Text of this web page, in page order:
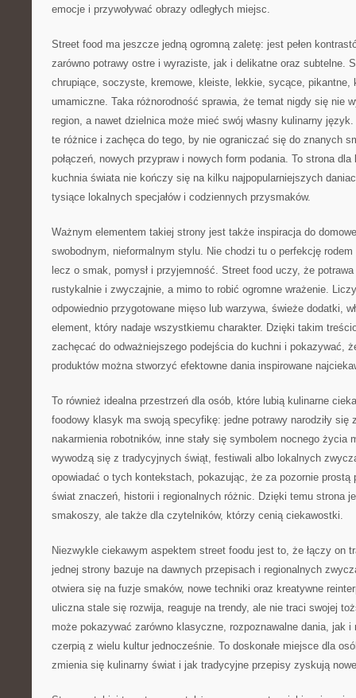
emocje i przywoływać obrazy odległych miejsc.
Street food ma jeszcze jedną ogromną zaletę: jest pełen
zarówno potrawy ostre i wyraziste, jak i delikatne oraz subtelne.
chrupiące, soczyste, kremowe, kleiste, lekkie, sycące, pikantne,
umamiczne. Taka różnorodność sprawia, że temat nigdy się nie
region, a nawet dzielnica może mieć swój własny kulinarny
te różnice i zachęca do tego, by nie ograniczać się do znanych
połączeń, nowych przypraw i nowych form podania. To strona
kuchnia świata nie kończy się na kilku najpopularniejszych
tysiące lokalnych specjałów i codziennych przysmaków.
Ważnym elementem takiej strony jest także inspiracja do
swobodnym, nieformalnym stylu. Nie chodzi tu o perfekcję
lecz o smak, pomysł i przyjemność. Street food uczy, że
rustykalnie i zwyczajnie, a mimo to robić ogromne wrażenie.
odpowiednio przygotowane mięso lub warzywa, świeże dodatki,
element, który nadaje wszystkiemu charakter. Dzięki takim
zachęcać do odważniejszego podejścia do kuchni i pokazywać,
produktów można stworzyć efektowne dania inspirowane
To również idealna przestrzeń dla osób, które lubią kulinarne
foodowy klasyk ma swoją specyfikę: jedne potrawy narodziły się
nakarmienia robotników, inne stały się symbolem nocnego życia
wywodzą się z tradycyjnych świąt, festiwali albo lokalnych
opowiadać o tych kontekstach, pokazując, że za pozornie prostą
świat znaczeń, historii i regionalnych różnic. Dzięki temu strona
smakoszy, ale także dla czytelników, którzy cenią ciekawostki.
Niezwykle ciekawym aspektem street foodu jest to, że łączy on
jednej strony bazuje na dawnych przepisach i regionalnych
otwiera się na fuzje smaków, nowe techniki oraz kreatywne
uliczna stale się rozwija, reaguje na trendy, ale nie traci swojej
może pokazywać zarówno klasyczne, rozpoznawalne dania, jak i
czerpią z wielu kultur jednocześnie. To doskonałe miejsce dla
zmienia się kulinarny świat i jak tradycyjne przepisy zyskują